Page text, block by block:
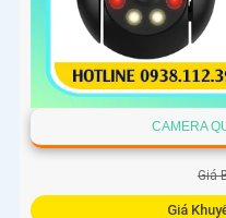
CAMERA
Giá
Giá